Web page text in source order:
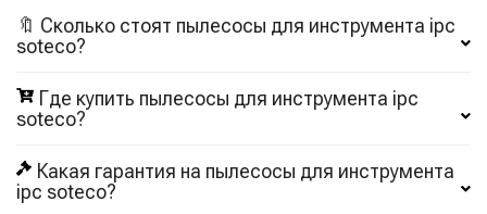
🔖 Сколько стоят пылесосы для инструмента ipc
soteco?
Где купить пылесосы для инструмента ipc
soteco?
Какая гарантия на пылесосы для инструмента
ipc soteco?